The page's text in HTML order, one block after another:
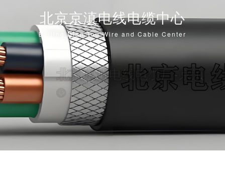
北京京滇电线电缆中心
Beijing Dian Tou Wire and Cable Center